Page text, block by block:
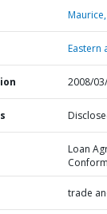
Maurice,
Eastern
2008/
Loan
trade